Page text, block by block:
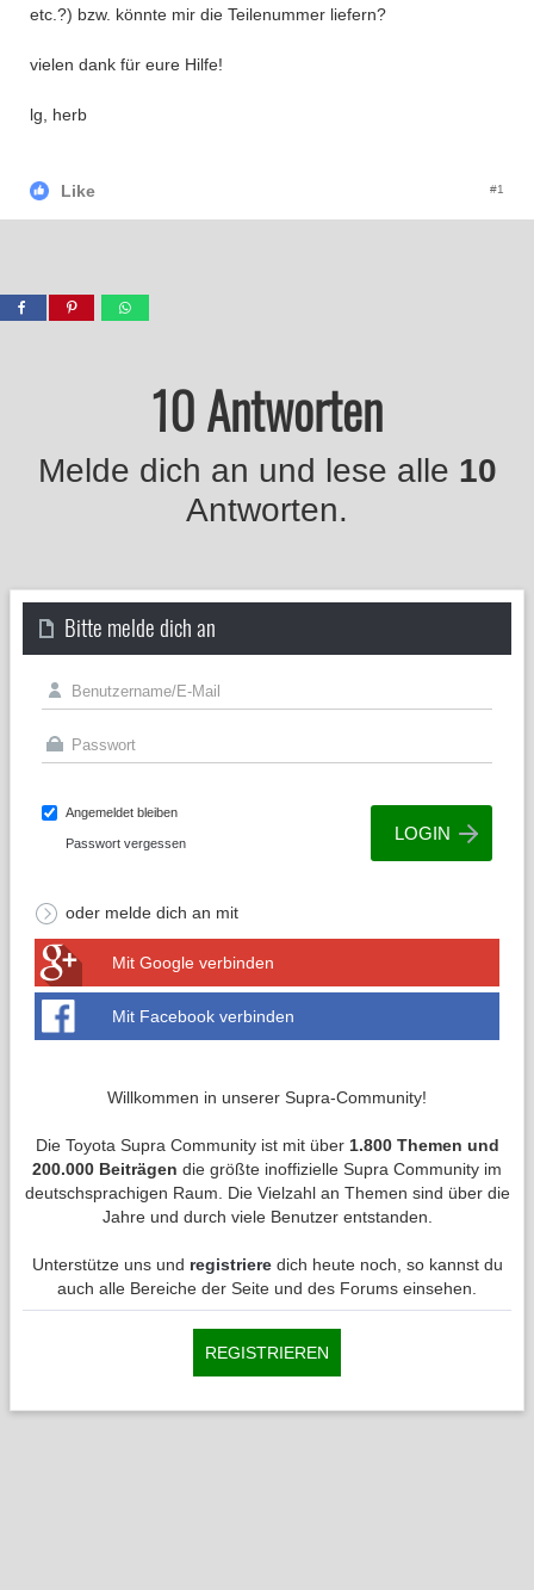
etc.?) bzw. könnte mir die Teilenummer liefern?
vielen dank für eure Hilfe!
lg, herb
Like #1
10 Antworten
Melde dich an und lese alle 10
Antworten.
Bitte melde dich an
Angemeldet bleiben
Passwort vergessen
oder melde dich an mit
Mit Google verbinden
Mit Facebook verbinden
Willkommen in unserer Supra-Community!
Die Toyota Supra Community ist mit über 1.800 Themen und
200.000 Beiträgen die größte inoffizielle Supra Community im
deutschsprachigen Raum. Die Vielzahl an Themen sind über die
Jahre und durch viele Benutzer entstanden.
Unterstütze uns und registrieredich heute noch, so kannst du
auch alle Bereiche der Seite und des Forums einsehen.
REGISTRIEREN